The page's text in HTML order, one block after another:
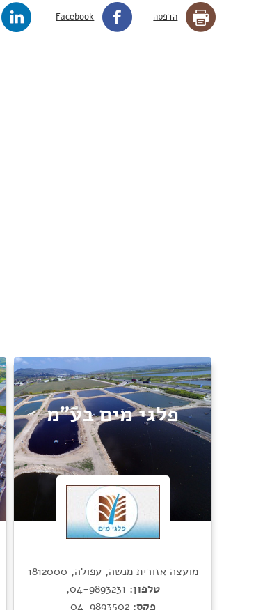
הדפסה Facebook
פלגי מים בע"מ
מועצה אזורית מנשה, עפולה, 1812000
טלפון: 04-9893231
,
פקס: 04-9893502